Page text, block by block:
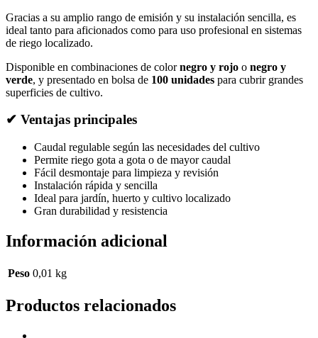
Gracias a su amplio rango de emisión y su instalación sencilla, es
ideal tanto para aficionados como para uso profesional en sistemas
de riego localizado.
Disponible en combinaciones de colornegro y rojo o negro y
verde, y presentado en bolsa de 100 unidades para cubrir grandes
superficies de cultivo.
✔ Ventajas principales
Caudal regulable según las necesidades del cultivo
Permite riego gota a gota o de mayor caudal
Fácil desmontaje para limpieza y revisión
Instalación rápida y sencilla
Ideal para jardín, huerto y cultivo localizado
Gran durabilidad y resistencia
Información adicional
Peso 0,01 kg
Productos relacionados